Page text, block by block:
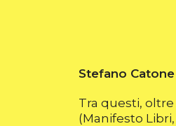
Stefano Catone
Tra questi, oltre
(Manifesto